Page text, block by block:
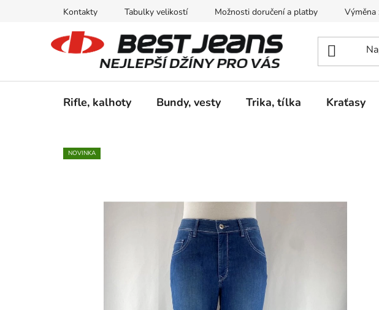
Kontakty Tabulky velikostí Možnosti doručení a platby Výměna
Rifle, kalhoty Bundy, vesty Trika, tílka Kraťasy
NOVINKA